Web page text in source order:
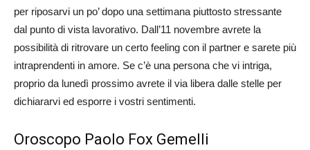
per riposarvi un po’ dopo una settimana piuttosto stressante
dal punto di vista lavorativo. Dall’11 novembre avrete la
possibilità di ritrovare un certo feeling con il partner e sarete più
intraprendenti in amore. Se c’è una persona che vi intriga,
proprio da lunedì prossimo avrete il via libera dalle stelle per
dichiararvi ed esporre i vostri sentimenti.
Oroscopo Paolo Fox Gemelli